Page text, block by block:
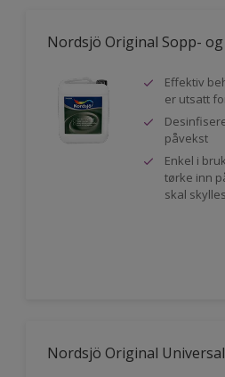
Nordsjö Original Sopp-
Effektiv
er utsatt
påvekst
Enkel i
tørke inn
skal
Nordsjö Original